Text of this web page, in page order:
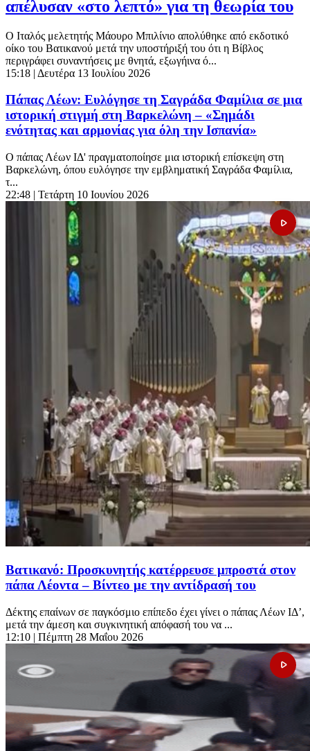
απέλυσαν «στο λεπτό» για τη θεωρία του
Ο Ιταλός μελετητής Μάουρο Μπιλίνιο απολύθηκε από εκδοτικό
οίκο του Βατικανού μετά την υποστήριξή του ότι η Βίβλος
περιγράφει συναντήσεις με θνητά, εξωγήινα ό...
15:18 | Δευτέρα 13 Ιουλίου 2026
Πάπας Λέων: Ευλόγησε τη Σαγράδα Φαμίλια σε μια
ιστορική στιγμή στη Βαρκελώνη – «Σημάδι
ενότητας και αρμονίας για όλη την Ισπανία»
Ο πάπας Λέων ΙΔ' πραγματοποίησε μια ιστορική επίσκεψη στη
Βαρκελώνη, όπου ευλόγησε την εμβληματική Σαγράδα Φαμίλια,
τ...
22:48 | Τετάρτη 10 Ιουνίου 2026
Βατικανό: Προσκυνητής κατέρρευσε μπροστά στον
πάπα Λέοντα – Βίντεο με την αντίδρασή του
Δέκτης επαίνων σε παγκόσμιο επίπεδο έχει γίνει ο πάπας Λέων ΙΔ’,
μετά την άμεση και συγκινητική απόφασή του να ...
12:10 | Πέμπτη 28 Μαΐου 2026